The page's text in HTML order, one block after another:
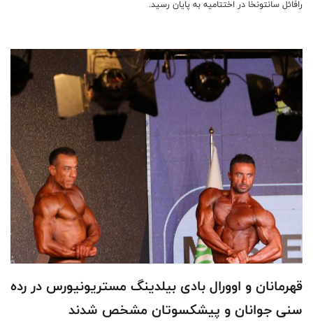
رافائل سانتونخا در اختتاميه به پایان رسید.
قهرمانان و اوورال بادی بیلدینگ مستریونیورس در رده
سنی جوانان و پیشکسوتان مشخص شدند